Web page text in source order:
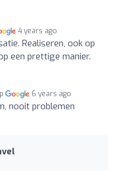
4 years ago
Realiseren, ook op
een prettige manier.
6 years ago
nooit problemen